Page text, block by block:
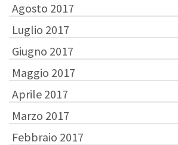
Agosto 2017
Luglio 2017
Giugno 2017
Maggio 2017
Aprile 2017
Marzo 2017
Febbraio 2017